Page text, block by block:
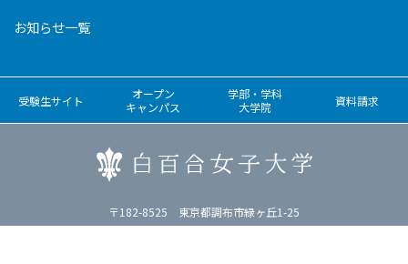
お知らせ一覧
受験生サイト
オープン
キャンパス
学部・学科
大学院
資料請求
〒182-8525 東京都調布市緑ヶ丘1-25